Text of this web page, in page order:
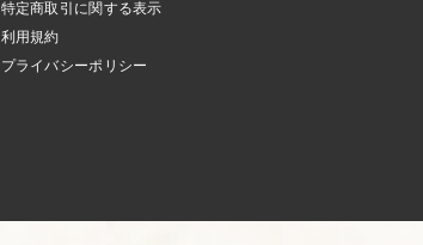
特定商取引に関する表示
利用規約
プライバシーポリシー